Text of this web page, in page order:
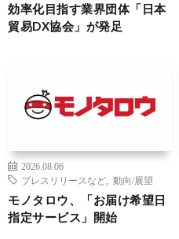
効率化目指す業界団体「日本
貿易DX協会」が発足
2026.08.06
プレスリリースなど
動向/展望
モノタロウ、「お届け希望日
指定サービス」開始